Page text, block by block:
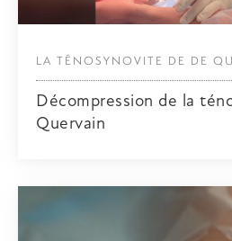
Décompression de la
Quervain
LA TÉNOSYNOVITE DE DE